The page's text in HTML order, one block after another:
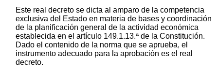
Este real decreto se dicta al amparo de la competencia
exclusiva del Estado en materia de bases y coordinación
de la planificación general de la actividad económica
establecida en el artículo 149.1.13.ª de la Constitución.
Dado el contenido de la norma que se aprueba, el
instrumento adecuado para la aprobación es el real
decreto.